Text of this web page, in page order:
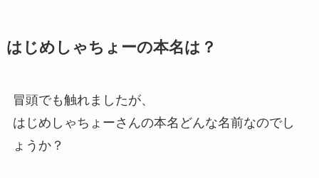
はじめしゃちょーの本名は？
冒頭でも触れましたが、
はじめしゃちょーさんの本名どんな名前なのでし
ょうか？